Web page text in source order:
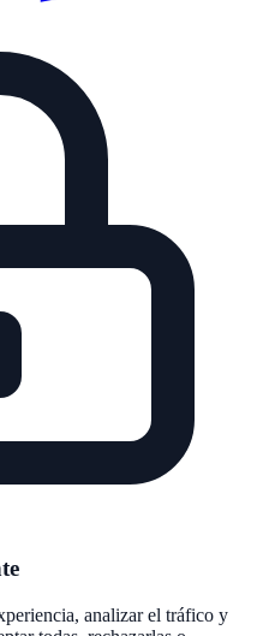
analizar el tráfico y